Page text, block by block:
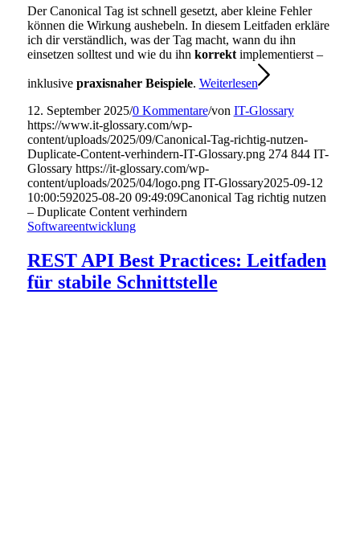
Der Canonical Tag ist schnell gesetzt, aber kleine Fehler
können die Wirkung aushebeln. In diesem Leitfaden erkläre
ich dir verständlich, was der Tag macht, wann du ihn
einsetzen solltest und wie du ihn korrektimplementierst –
inklusive praxisnaher Beispiele. Weiterlesen
12. September 2025/0 Kommentare/von IT-Glossary
https://www.it-glossary.com/wp-
content/uploads/2025/09/Canonical-Tag-richtig-nutzen-
Duplicate-Content-verhindern-IT-Glossary.png 274 844 IT-
Glossary https://it-glossary.com/wp-
content/uploads/2025/04/logo.png IT-Glossary2025-09-12
10:00:592025-08-20 09:49:09Canonical Tag richtig nutzen
– Duplicate Content verhindern
Softwareentwicklung
REST API Best Practices: Leitfaden
für stabile Schnittstelle